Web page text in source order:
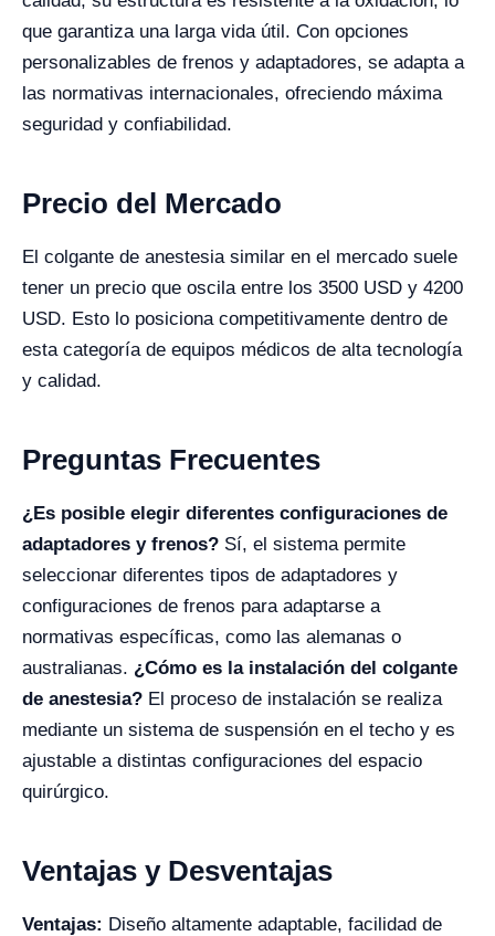
que garantiza una larga vida útil. Con opciones
personalizables de frenos y adaptadores, se adapta a
las normativas internacionales, ofreciendo máxima
seguridad y confiabilidad.
Precio del Mercado
El colgante de anestesia similar en el mercado suele
tener un precio que oscila entre los 3500 USD y 4200
USD. Esto lo posiciona competitivamente dentro de
esta categoría de equipos médicos de alta tecnología
y calidad.
Preguntas Frecuentes
¿Es posible elegir diferentes configuraciones de
adaptadores y frenos? Sí, el sistema permite
seleccionar diferentes tipos de adaptadores y
configuraciones de frenos para adaptarse a
normativas específicas, como las alemanas o
australianas. ¿Cómo es la instalación del colgante
de anestesia? El proceso de instalación se realiza
mediante un sistema de suspensión en el techo y es
ajustable a distintas configuraciones del espacio
quirúrgico.
Ventajas y Desventajas
Ventajas: Diseño altamente adaptable, facilidad de